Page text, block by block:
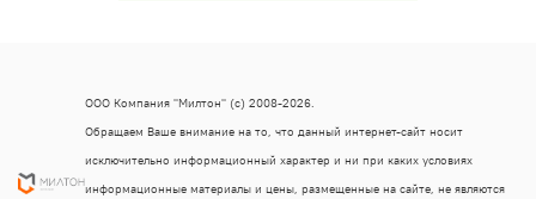
ООО Компания "Милтон" (с) 2008-2026.
Обращаем Ваше внимание на то, что данный интернет-сайт носит
исключительно информационный характер и ни при каких условиях
информационные материалы и цены, размещенные на сайте, не являются